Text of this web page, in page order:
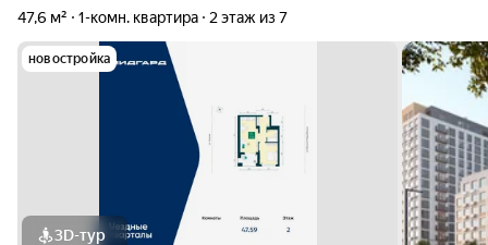
47,6 м²
1-комн. квартира 2 этаж из 7
новостройка
3D-тур